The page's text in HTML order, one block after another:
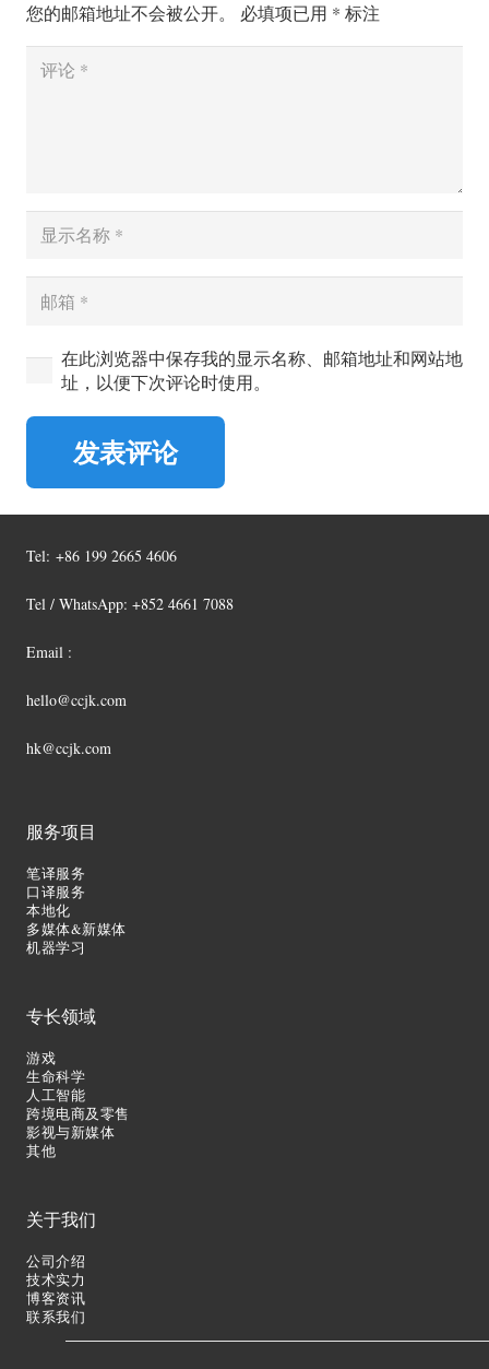
您的邮箱地址不会被公开。 必填项已用 * 标注
在此浏览器中保存我的显示名称、邮箱地址和网站地
址，以便下次评论时使用。
发表评论
Tel: +86 199 2665 4606
Tel / WhatsApp: +852 4661 7088
Email :
hello@ccjk.com
hk@ccjk.com
服务项目
笔译服务
口译服务
本地化
多媒体&新媒体
机器学习
专长领域
游戏
生命科学
人工智能
跨境电商及零售
影视与新媒体
其他
关于我们
公司介绍
技术实力
博客资讯
联系我们